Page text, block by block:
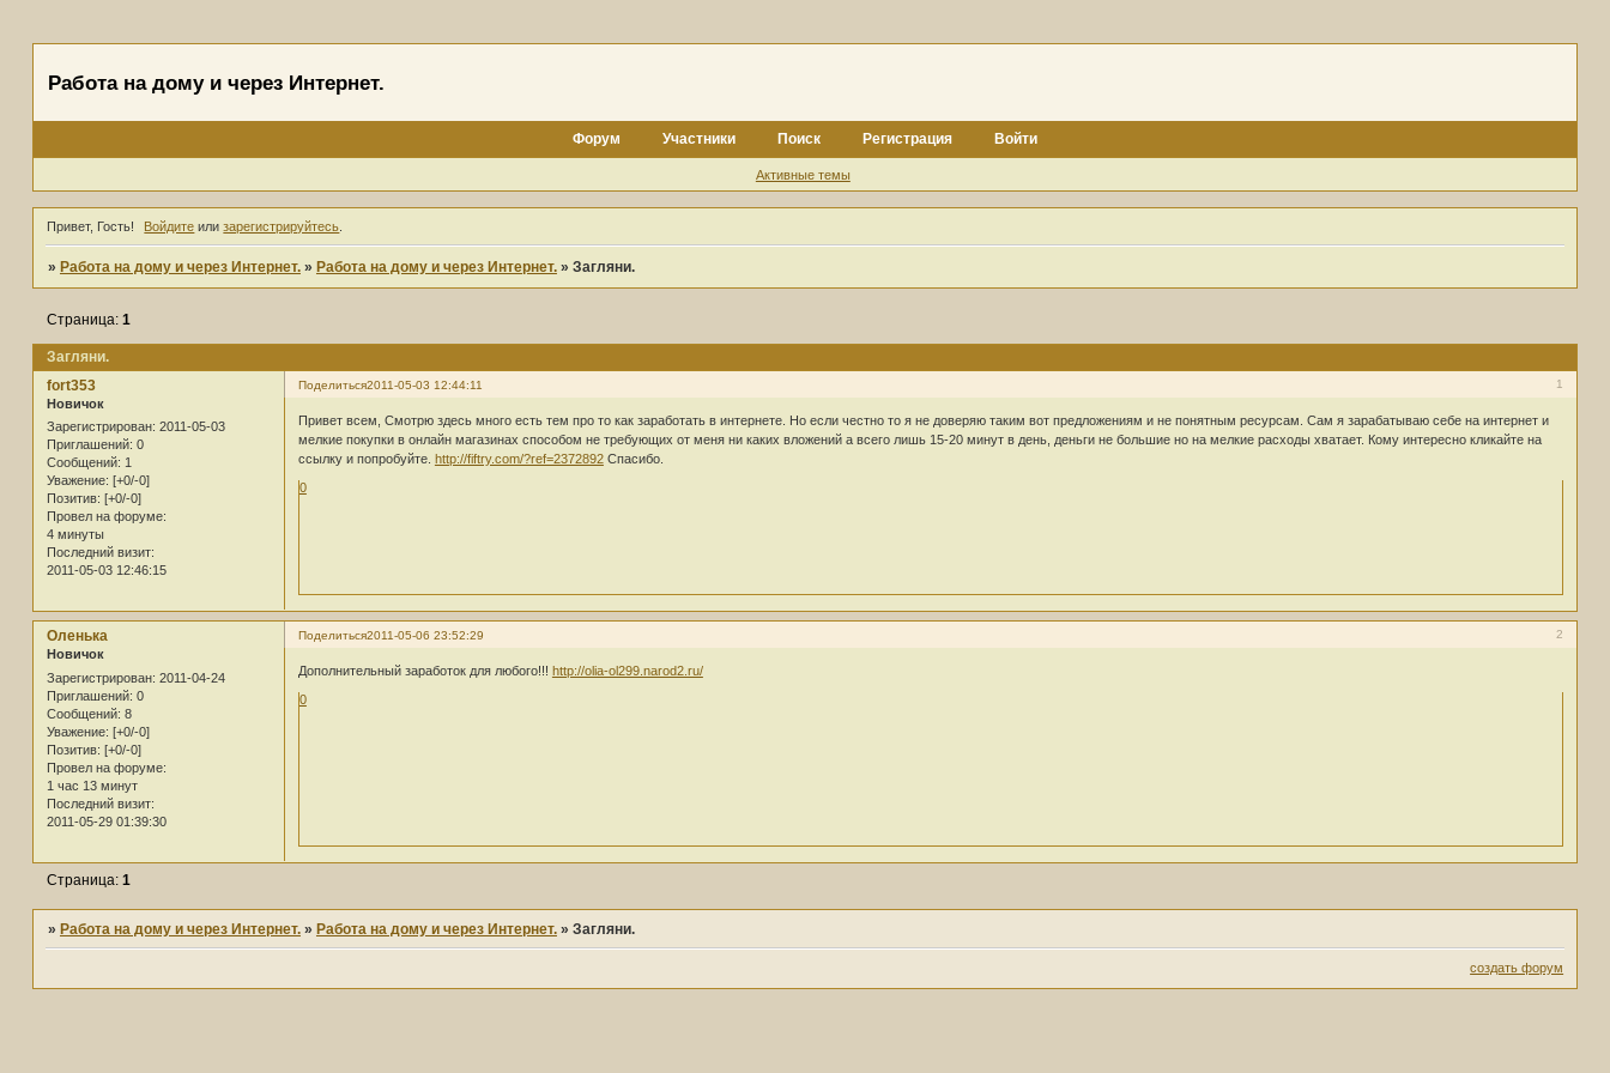
Работа на дому и через Интернет.
Форум Участники Поиск Регистрация Войти
Активные темы
Привет, Гость! Войдите илизарегистрируйтесь
» Работа на дому и через Интернет. » Работа на дому и через Интернет. » Загляни.
Загляни.
Страница: 1
Поделиться 1
2011-05-03 12:44:11
fort353
Новичок
Зарегистрирован: 2011-05-03
Приглашений: 0
Сообщений: 1
Уважение: [+0/-0]
Позитив: [+0/-0]
Провел на форуме:
4 минуты
Последний визит:
2011-05-03 12:46:15
Привет всем, Смотрю здесь много есть тем про то как заработать в интернете. Но если честно то я не доверяю таким вот предложениям и не понятным ресурсам. Сам я зарабатываю себе на интернет и
мелкие покупки в онлайн магазинах способом не требующих от меня ни каких вложений а всего лишь 15-20 минут в день, деньги не большие но на мелкие расходы хватает. Кому интересно кликайте на
ссылку и попробуйте. http://fiftry.com/?ref=2372892Спасибо.
0
Поделиться 2
2011-05-06 23:52:29
Оленька
Новичок
Зарегистрирован: 2011-04-24
Приглашений: 0
Сообщений: 8
Уважение: [+0/-0]
Позитив: [+0/-0]
Провел на форуме:
1 час 13 минут
Последний визит:
2011-05-29 01:39:30
Дополнительный заработок для любого!!! http://olia-ol299.narod2.ru/
0
Страница: 1
» Работа на дому и через Интернет. » Работа на дому и через Интернет. » Загляни.
создать форум